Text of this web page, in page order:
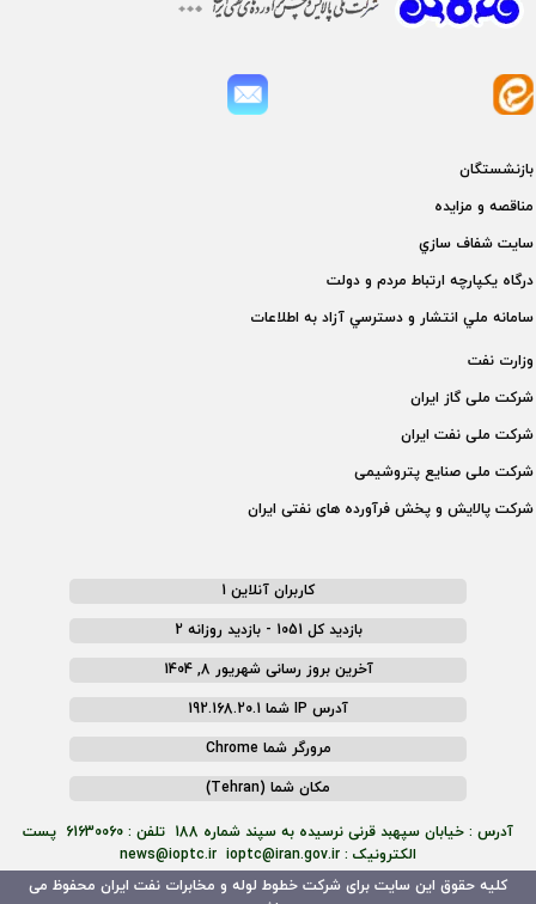
بازنشستگان
مناقصه و مزايده
سايت شفاف سازي
درگاه يكپارچه ارتباط مردم و دولت
سامانه ملي انتشار و دسترسي آزاد به اطلاعات
وزارت نفت
شركت ملی گاز ايران
شركت ملی نفت ايران
شركت ملی صنايع پتروشيمی
شركت پالايش و پخش فرآورده های نفتی ايران
کاربران آنلاین 1
بازدید کل 1051 - بازدید روزانه 2
آخرین بروز رسانی شهریور 8, 1404
آدرس IP شما 192.168.20.1
مرورگر شما Chrome
مکان شما (Tehran)
آدرس : خیابان سپهبد قرنی نرسیده به سپند شماره 188 تلفن : 61630060 پست
الکترونیک : news@ioptc.ir ioptc@iran.gov.ir
کلیه حقوق این سایت برای شرکت خطوط لوله و مخابرات نفت ایران محفوظ می